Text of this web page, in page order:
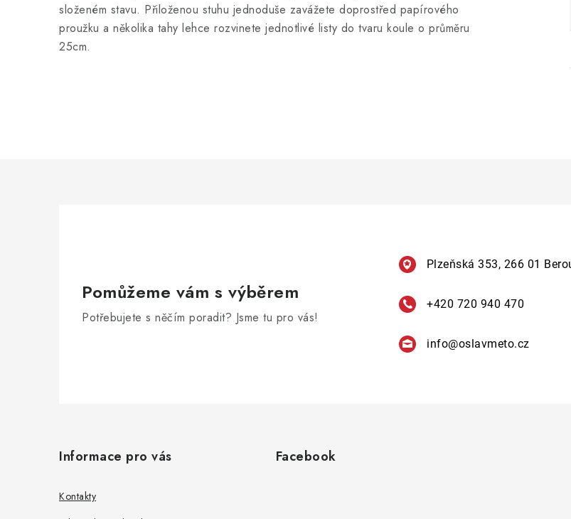
složeném stavu. Přiloženou stuhu jednoduše zavážete doprostřed papírového
proužku a několika tahy lehce rozvinete jednotlivé listy do tvaru koule o průměru
25cm.
Pomůžeme vám s výběrem
Potřebujete s něčím poradit? Jsme tu pro vás!
Plzeňská 353, 266 01
+420 720 940 470
info@oslavmeto.cz
Informace pro vás
Kontakty
Facebook